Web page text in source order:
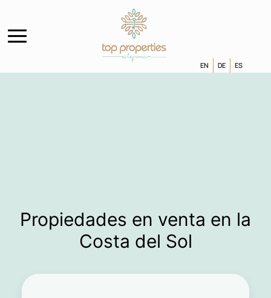
EN DE ES
Propiedades en venta en la
Costa del Sol